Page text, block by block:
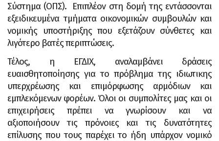
Σύστημα (ΟΠΣ). Επιπλέον στη δομή της εντάσσονται
εξειδικευμένα τμήματα οικονομικών συμβουλών και
νομικής υποστήριξης που εξετάζουν σύνθετες και
λιγότερο βατές περιπτώσεις.
Τέλος, η ΕΓΔΙΧ, αναλαμβάνει δράσεις
ευαισθητοποίησης για το πρόβλημα της ιδιωτικης
υπερχρέωσης και επιμόρφωσης αρμόδιων και
εμπλεκόμενων φορέων. Όλοι οι συμπολίτες μας και οι
επιχειρήσεις πρέπει να γνωρίσουν και να
αξιοποιήσουν τις πρόνοιες και τις δυνατότητες
επίλυσης που τους παρέχει το ήδη υπάρχον νομικό